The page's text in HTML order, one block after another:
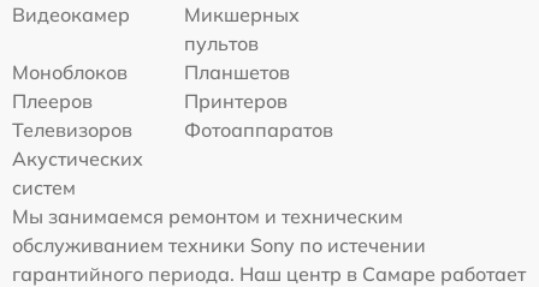
Видеокамер
Микшерных
пультов
Моноблоков
Планшетов
Плееров
Принтеров
Телевизоров
Фотоаппаратов
Акустических
систем
Мы занимаемся ремонтом и техническим
обслуживанием техники Sony по истечении
гарантийного периода. Наш центр в Самаре работает